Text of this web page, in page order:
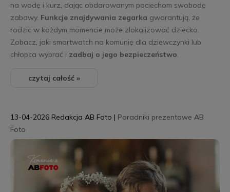
na wodę i kurz, dając obdarowanym pociechom swobodę
zabawy. Funkcje znajdywania zegarka gwarantują, że
rodzic w każdym momencie może zlokalizować dziecko.
Zobacz, jaki smartwatch na komunię dla dziewczynki lub
chłopca wybrać i zadbaj o jego bezpieczeństwo.
czytaj całość »
13-04-2026 Redakcja AB Foto | Poradniki prezentowe AB
Foto